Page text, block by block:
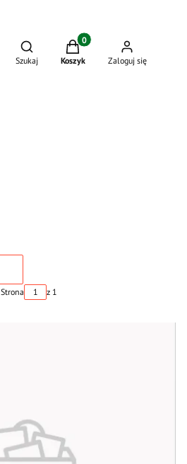
Otwórz wyszukiwarkę
Szukaj
Produkty w koszyku: 0.
Koszyk Zaloguj się
Strona z 1